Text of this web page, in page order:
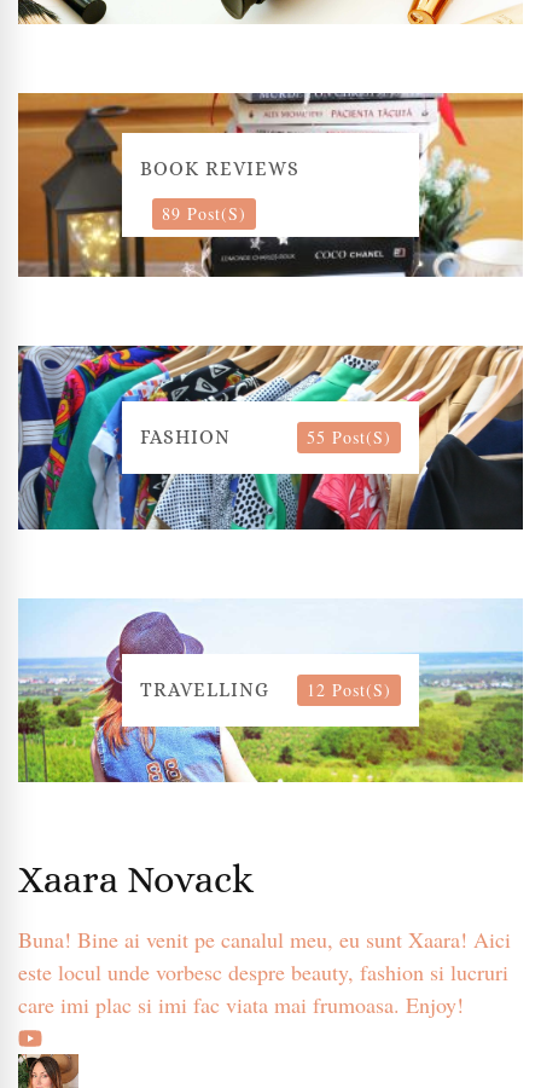
BOOK REVIEWS
89 Post(s)
FASHION 55 Post(s)
TRAVELLING 12 Post(s)
Xaara Novack
Buna! Bine ai venit pe canalul meu, eu sunt Xaara! Aici
este locul unde vorbesc despre beauty, fashion si lucruri
care imi plac si imi fac viata mai frumoasa. Enjoy!